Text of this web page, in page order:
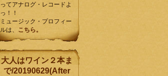
ってアナログ・レコードよ
っ！！
ミュージック・プロフィー
ルは、 こちら。
大人はワイン２本ま
で/20190629(After